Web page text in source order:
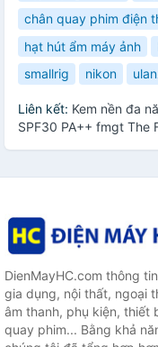
chân quay phim điện
hạt hút ẩm máy ảnh
smallrig
nikon
Liên kết: Kem nền đa
SPF30 PA++ fmgt The
DienMayHC.com thông
gia dụng, nội thất, ngoại
âm thanh, phụ kiện, thiết
quay phim... Bằng khả